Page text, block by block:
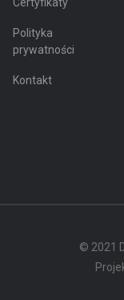
Certyfikaty
Polityka
prywatności
Kontakt
© 2021